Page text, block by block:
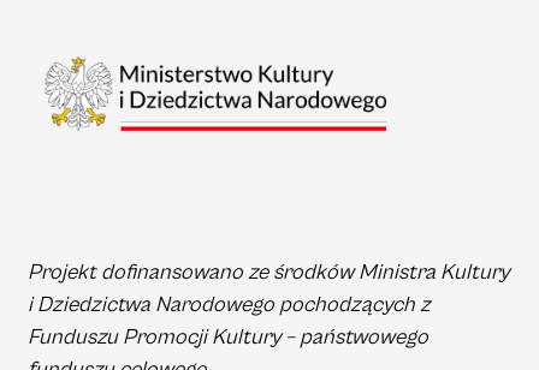
Projekt dofinansowano ze środków Ministra Kultury
i Dziedzictwa Narodowego pochodzących z
Funduszu Promocji Kultury – państwowego